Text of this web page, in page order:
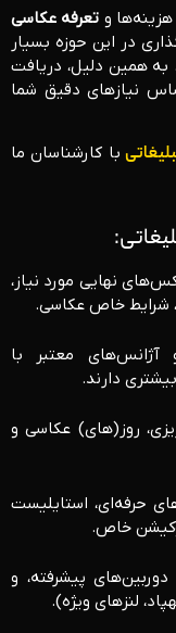
و تعرفه عکاسی
در این حوزه بسیار
به همین دلیل، دریافت
نیازهای دقیق شما
با کارشناسان ما
نهایی مورد نیاز،
شرایط خاص عکاسی.
معتبر با
دارند.
روز(های) عکاسی و
حرفه‌ای، استایلیست
خاص.
دوربین‌های پیشرفته، و
لنزهای ویژه).